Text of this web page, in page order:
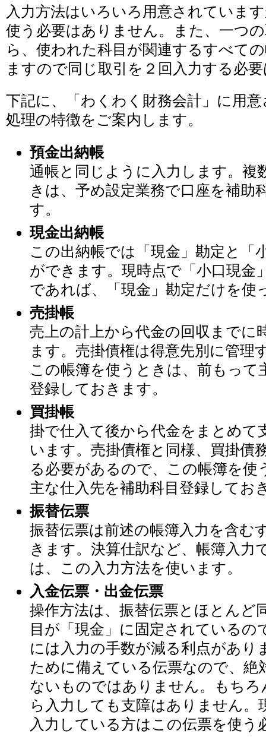
入力方法はいろいろ用意されていま
使う必要はありません。また、一つ
ら、使われた科目が関連するすべて
ますので同じ取引を２回入力する必
下記に、「わくわく財務会計」に用
処理の特徴をご案内します。
預金出納帳
通帳と同じように入力します。複
きは、予め設定業務で口座を補助
す。
現金出納帳
この出納帳では「現金」勘定と「
ができます。現時点で「小口現金
であれば、「現金」勘定だけを使
売掛帳
売上の計上から代金の回収までに
ます。売掛債権は得意先別に管理
この帳簿を使うときは、前もって
登録しておきます。
買掛帳
掛で仕入て後から代金をまとめて
います。売掛債権と同様、買掛債
る必要があるので、この帳簿を使
主な仕入先を補助科目登録してお
振替伝票
振替伝票は前述の帳簿入力を含む
きます。決算仕訳など、帳簿入力
は、この入力方法を使います。
入金伝票・出金伝票
操作方法は、振替伝票とほとんど
目が「現金」に固定されているの
には入力の手数が減る利点があり
ために備えている伝票なので、絶
ないものではありません。もちろ
ら入力しても支障はありません。
入力している方はこの伝票を使う